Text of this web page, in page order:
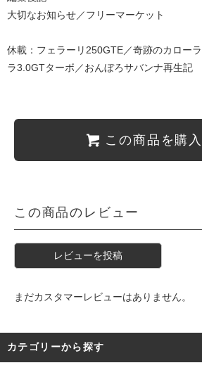
大切なお知らせ／フリーマーケット
休載：フェラーリ250GTE／奇跡のカロー
ラ3.0GTターボ／おんぼろサバンナ再生記
この商品を購
この商品のレビュー
レビューを投稿
まだカスタマーレビューはありません。
カテゴリーから探す